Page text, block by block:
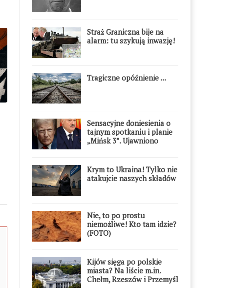
Straż Graniczna bije na
alarm: tu szykują inwazję!
Tragiczne opóźnienie ...
Sensacyjne doniesienia o
tajnym spotkaniu i planie
„Mińsk 3”. Ujawniono
Krym to Ukraina! Tylko nie
atakujcie naszych składów
Nie, to po prostu
niemożliwe! Kto tam idzie?
(FOTO)
Kijów sięga po polskie
miasta? Na liście m.in.
Chełm, Rzeszów i Przemyśl